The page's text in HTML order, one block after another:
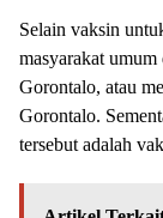
Selain vaksin
masyarakat
Gorontalo, atau
Gorontalo.
tersebut adalah